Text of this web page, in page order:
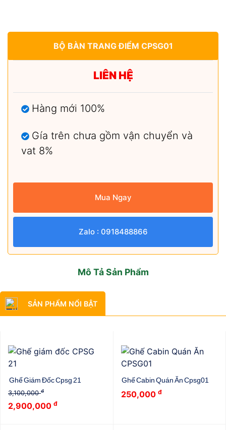
BỘ BÀN TRANG ĐIỂM CPSG01
LIÊN HỆ
Hàng mới 100%
Gía trên chưa gồm vận chuyển và
vat 8%
Mua Ngay
Zalo : 0918488866
Mô Tả Sản Phẩm
SẢN PHẨM NỔI BẬT
Ghế Giám Đốc Cpsg 21
3,100,000đ
2,900,000 đ
Ghế Cabin Quán Ăn Cpsg01
250,000 đ